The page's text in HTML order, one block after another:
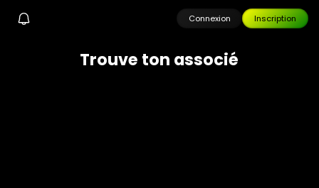
Connexion Inscription
Trouve ton associé